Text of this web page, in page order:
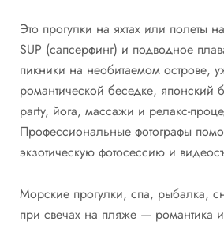
Это прогулки на яхтах или полеты
SUP (сапсерфинг) и подводное
пикники на необитаемом острове,
романтической беседке, японский
party, йога, массажи и релакс-
Профессиональные фотографы
экзотическую фотосессию и
Морские прогулки, спа, рыбалка,
при свечах на пляже — романтика